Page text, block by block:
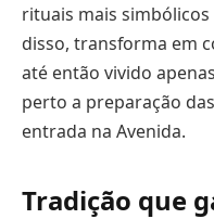
rituais mais simbólicos
disso, transforma em
até então vivido
perto a preparação
entrada na Avenida.
Tradição que